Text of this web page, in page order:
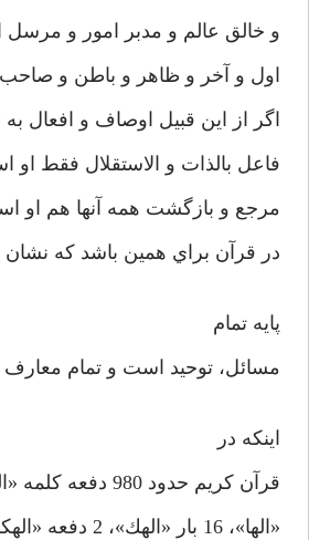
و خالق عالم و مدبر امور و مرسل
اول و آخر و ظاهر و باطن و
اگر از اين قبيل اوصاف و افعال
فاعل بالذات و الاستقلال فقط
مرجع و بازگشت همه آنها هم او
در قرآن براي همين باشد كه نشان
پايه تمام
مسائل، توحيد است و تمام معارف
اينكه در
قرآن كريم حدود 980 دفعه كلمه «الله» آورده شده است و 80 بار بصورت «اله»، و
«الها»، 16 بار «الهك»، 2 دفعه «الهكم»، 10 بار «الهنا»، 1 بار «الهه»، 2 بار